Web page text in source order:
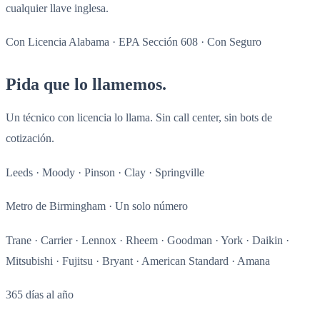
cualquier llave inglesa.
Con Licencia Alabama · EPA Sección 608 · Con Seguro
Pida que lo llamemos.
Un técnico con licencia lo llama. Sin call center, sin bots de
cotización.
Leeds · Moody · Pinson · Clay · Springville
Metro de Birmingham · Un solo número
Trane · Carrier · Lennox · Rheem · Goodman · York · Daikin ·
Mitsubishi · Fujitsu · Bryant · American Standard · Amana
365 días al año